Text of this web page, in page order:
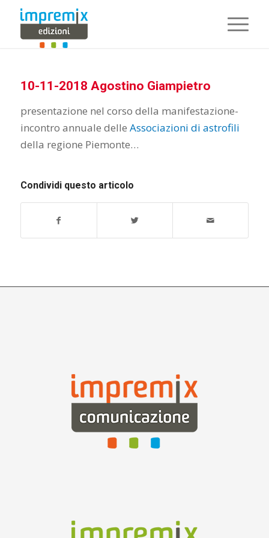
10-11-2018 Agostino Giampietro
presentazione nel corso della manifestazione-
incontro annuale delle Associazioni di astrofili
della regione Piemonte…
Condividi questo articolo